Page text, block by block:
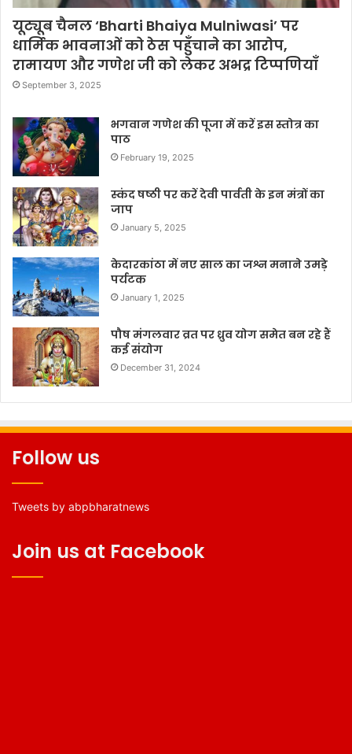
यूट्यूब चैनल ‘Bharti Bhaiya Mulniwasi’ पर
धार्मिक भावनाओं को ठेस पहुँचाने का आरोप,
रामायण और गणेश जी को लेकर अभद्र टिप्पणियाँ
September 3, 2025
भगवान गणेश की पूजा में करें इस स्तोत्र का
पाठ
February 19, 2025
स्कंद षष्ठी पर करें देवी पार्वती के इन मंत्रों का
जाप
January 5, 2025
केदारकांठा में नए साल का जश्न मनाने उमड़े
पर्यटक
January 1, 2025
पौष मंगलवार व्रत पर ध्रुव योग समेत बन रहे हैं
कई संयोग
December 31, 2024
Follow us
Tweets by abpbharatnews
Join us at Facebook